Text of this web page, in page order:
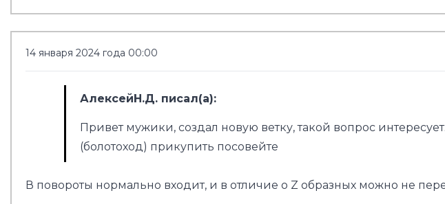
14 января 2024 года 00:00
АлексейН.Д. писал(а):
Привет мужики, создал новую ветку, такой вопрос
(болотоход) прикупить посовейте
В повороты нормально входит, и в отличие о Z образных можно не